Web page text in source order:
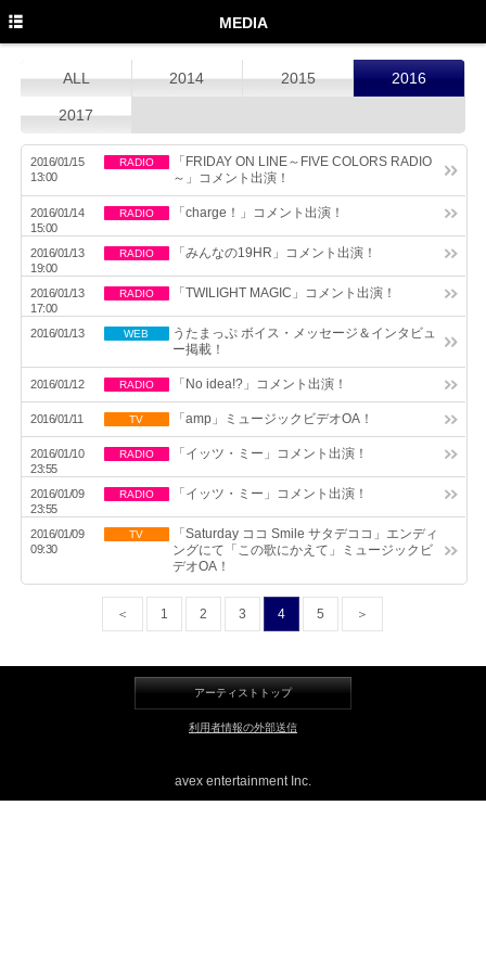
MEDIA
ALL 2014 2015 2016
2017
2016/01/15
13:00
RADIO
「FRIDAY ON LINE～FIVE COLORS RADIO
～」コメント出演！
2016/01/14
15:00
RADIO 「charge！」コメント出演！
2016/01/13
19:00
RADIO 「みんなの19HR」コメント出演！
2016/01/13
17:00
RADIO 「TWILIGHT MAGIC」コメント出演！
2016/01/13 WEB
うたまっぷ ボイス・メッセージ＆インタビュ
ー掲載！
2016/01/12 RADIO 「No idea!?」コメント出演！
2016/01/11 TV 「amp」ミュージックビデオOA！
2016/01/10
23:55
RADIO 「イッツ・ミー」コメント出演！
2016/01/09
23:55
RADIO 「イッツ・ミー」コメント出演！
2016/01/09
09:30
TV
「Saturday ココ Smile サタデココ」エンディ
ングにて「この歌にかえて」ミュージックビ
デオOA！
＜ 1 2 3 4 5 ＞
アーティストトップ
利用者情報の外部送信
avex entertainment Inc.
MEDIA
DISCOGRAPHY
MOVIE
GOODS
Instagram
Facebook
YouTube